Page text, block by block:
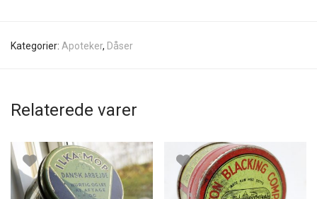
Kategorier: Apoteker, Dåser
Relaterede varer